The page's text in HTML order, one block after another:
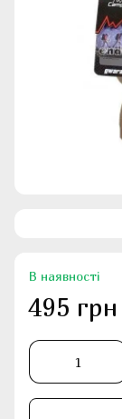
В наявності
495 грн